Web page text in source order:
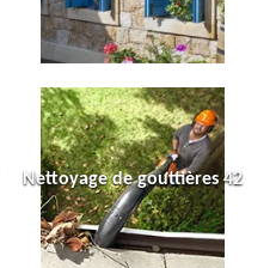
Nettoyage de gouttières 42